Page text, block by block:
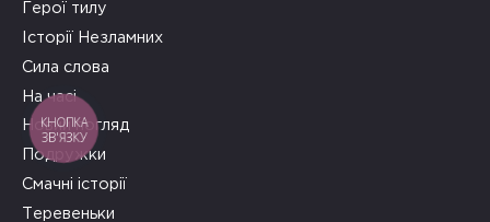
Герої тилу
Історії Незламних
Сила слова
На часі
Новий погляд
Подружки
Смачні історії
Теревеньки
КНОПКА
ЗВ'ЯЗКУ